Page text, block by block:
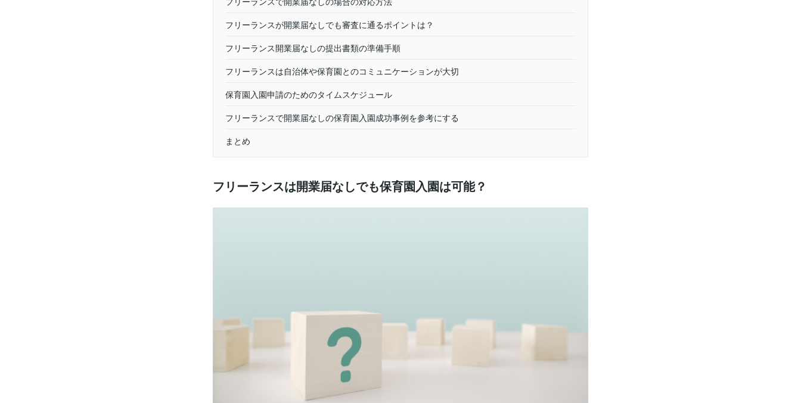
フリーランスが開業届なしでも審査に通るポイントは？
フリーランス開業届なしの提出書類の準備手順
フリーランスは自治体や保育園とのコミュニケーションが大切
保育園入園申請のためのタイムスケジュール
フリーランスで開業届なしの保育園入園成功事例を参考にする
まとめ
フリーランスは開業届なしでも保育園入園は可能？